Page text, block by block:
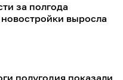
за полгода
выросла
полугодия показали